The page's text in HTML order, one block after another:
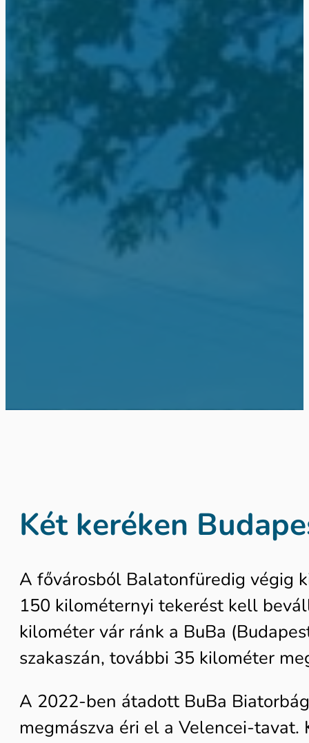
Két keréken
A fővárosból Balatonfüredig végig
150 kilométernyi tekerést kell
kilométer vár ránk a BuBa
szakaszán, további 35 kilométer
A 2022-ben átadott BuBa
megmászva éri el a Velencei-